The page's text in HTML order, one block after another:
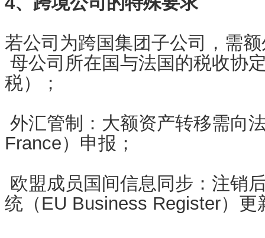
若公司为跨国集团子公司，需
母公司所在国与法国的税收协
税）；
外汇管制：大额资产转移需向
France）申报；
欧盟成员国间信息同步：注销
统（EU Business Register）更